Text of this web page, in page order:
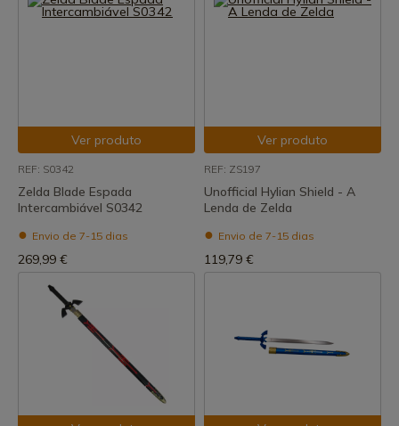
Ver produto
REF: S0342
Zelda Blade Espada
Intercambiável S0342
Envio de 7-15 dias
269,99 €
Ver produto
REF: ZS197
Unofficial Hylian Shield - A
Lenda de Zelda
Envio de 7-15 dias
119,79 €